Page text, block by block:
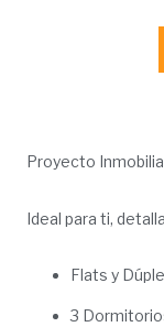
Proyecto
Ideal para ti,
Flats y
3